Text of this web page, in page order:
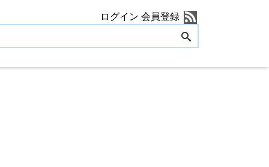
ログイン 会員登録